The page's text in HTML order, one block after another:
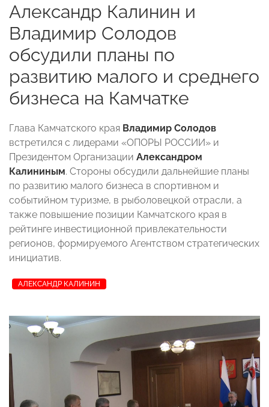
Александр Калинин и
Владимир Солодов
обсудили планы по
развитию малого и среднего
бизнеса на Камчатке
Глава Камчатского края Владимир Солодов
встретился с лидерами «ОПОРЫ РОССИИ» и
Президентом Организации Александром
Калининым. Стороны обсудили дальнейшие планы
по развитию малого бизнеса в спортивном и
событийном туризме, в рыболовецкой отрасли, а
также повышение позиции Камчатского края в
рейтинге инвестиционной привлекательности
регионов, формируемого Агентством стратегических
инициатив.
АЛЕКСАНДР КАЛИНИН